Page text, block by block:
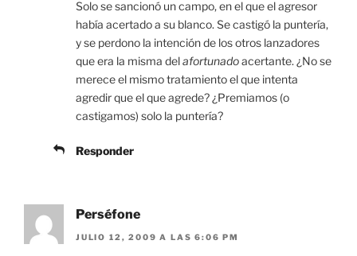
Solo se sancionó un campo, en el que el agresor
había acertado a su blanco. Se castigó la puntería,
y se perdono la intención de los otros lanzadores
que era la misma delafortunadoacertante. ¿No se
merece el mismo tratamiento el que intenta
agredir que el que agrede? ¿Premiamos (o
castigamos) solo la puntería?
Responder
Perséfone
JULIO 12, 2009 A LAS 6:06 PM